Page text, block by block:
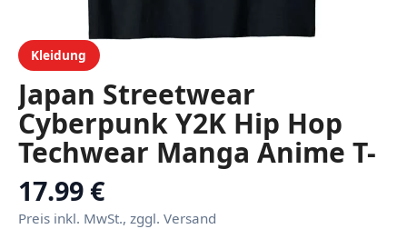
Kleidung
Japan Streetwear
Cyberpunk Y2K Hip Hop
Techwear Manga Anime T-
Shirt
17.99 €
Preis inkl. MwSt., zggl. Versand